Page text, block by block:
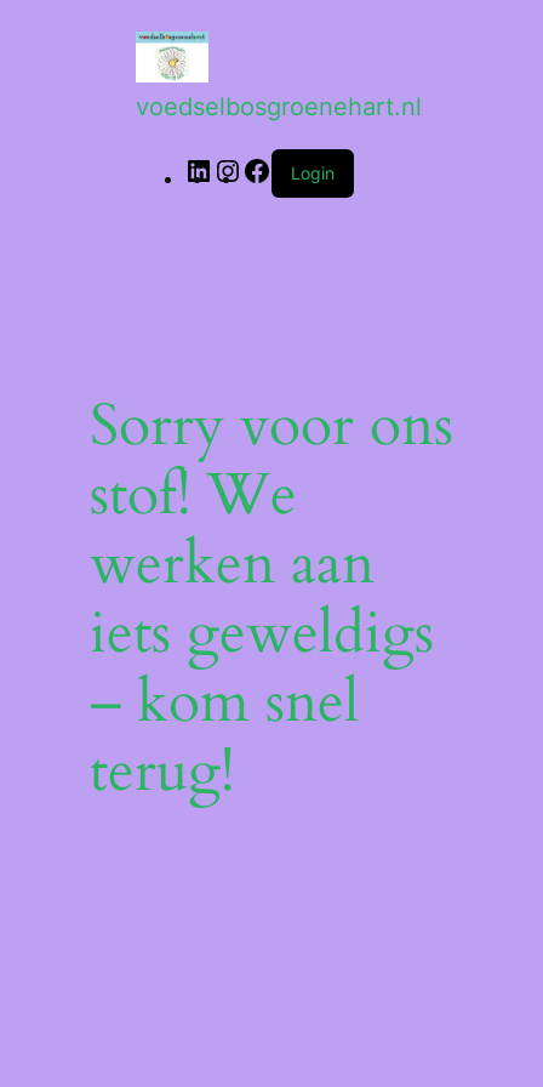
voedselbosgroenehart.nl
Login
Sorry voor ons
stof! We
werken aan
iets geweldigs
– kom snel
terug!